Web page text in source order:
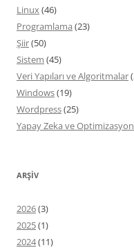
Linux(46)
Programlama (23)
Şiir(50)
Sistem (45)
Veri Yapıları ve Algoritmalar
Windows(19)
Wordpress(25)
Yapay Zeka ve Optimizasyon
ARŞIV
2026(3)
2025(1)
2024(11)